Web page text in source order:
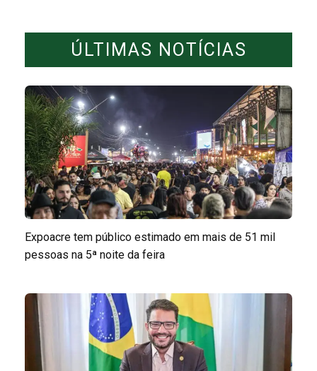
ÚLTIMAS NOTÍCIAS
Expoacre tem público estimado em mais de 51 mil
pessoas na 5ª noite da feira